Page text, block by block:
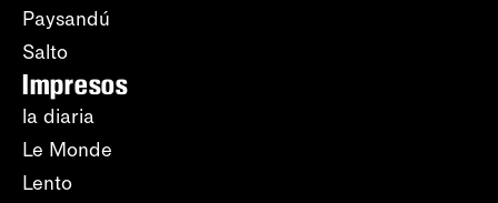
Paysandú
Salto
Impresos
la diaria
Le Monde
Lento